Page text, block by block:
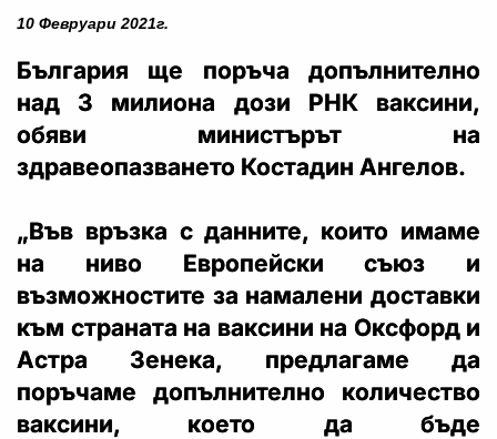
10 Февруари 2021г.
България ще поръча допълнително
над 3 милиона дози РНК ваксини,
обяви министърът на
здравеопазването Костадин Ангелов.
„Във връзка с данните, които имаме
на ниво Европейски съюз и
възможностите за намалени доставки
към страната на ваксини на Оксфорд и
Астра Зенека, предлагаме да
поръчаме допълнително количество
ваксини, което да бъде